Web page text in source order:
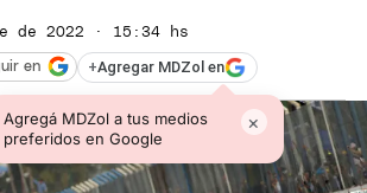
de 2022 · 15:34 hs
+Agregar MDZol en
Agregá MDZol a tus medios
preferidos en Google
×
en